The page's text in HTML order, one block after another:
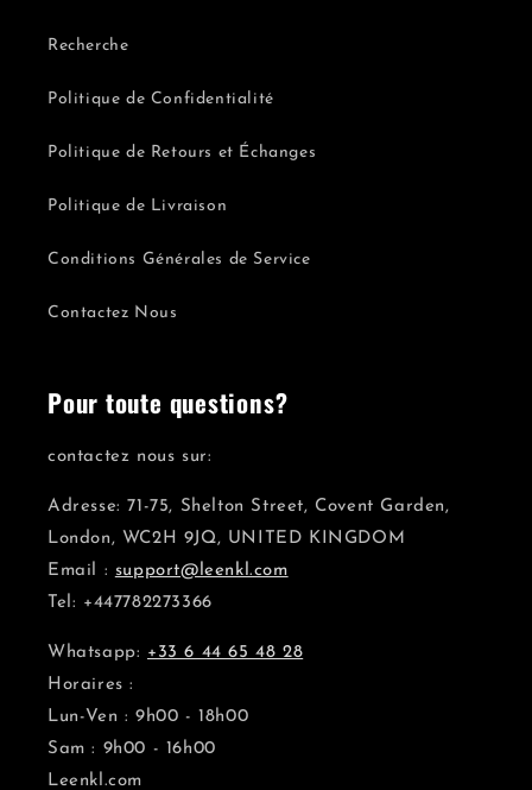
Recherche
Politique de Confidentialité
Politique de Retours et Échanges
Politique de Livraison
Conditions Générales de Service
Contactez Nous
Pour toute questions?
contactez nous sur:
Adresse: 71-75, Shelton Street, Covent Garden,
London, WC2H 9JQ, UNITED KINGDOM
Email : support@leenkl.com
Tel: +447782273366
Whatsapp: +33 6 44 65 48 28
Horaires :
Lun-Ven : 9h00 - 18h00
Sam : 9h00 - 16h00
Leenkl.com